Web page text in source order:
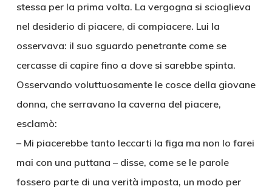
stessa per la prima volta. La vergogna si scioglieva
nel desiderio di piacere, di compiacere. Lui la
osservava: il suo sguardo penetrante come se
cercasse di capire fino a dove si sarebbe spinta.
Osservando voluttuosamente le cosce della giovane
donna, che serravano la caverna del piacere,
esclamò:
– Mi piacerebbe tanto leccarti la figa ma non lo farei
mai con una puttana – disse, come se le parole
fossero parte di una verità imposta, un modo per